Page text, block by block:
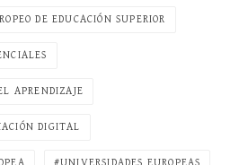
DE EDUCACIÓN SUPERIOR
APRENDIZAJE
DIGITAL
UNIVERSIDADES EUROPEAS